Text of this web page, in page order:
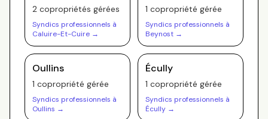
2 copropriétés gérées
Syndics professionnels à
Caluire-Et-Cuire →
1 copropriété gérée
Syndics professionnels à
Beynost →
Oullins
1 copropriété gérée
Syndics professionnels à
Oullins →
Écully
1 copropriété gérée
Syndics professionnels à
Écully →